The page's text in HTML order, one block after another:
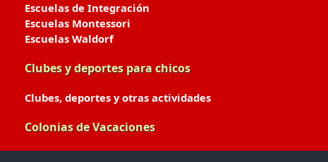
Escuelas de Integración
Escuelas Montessori
Escuelas Waldorf
Clubes y deportes para chicos
Clubes, deportes y otras actividades
Colonias de Vacaciones